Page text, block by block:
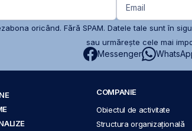
Email
oricând. Fără SPAM. Datele tale sunt în
sau urmărește cele mai
Messenger
COMPANIE
Obiectul de activitate
Structura organizațională